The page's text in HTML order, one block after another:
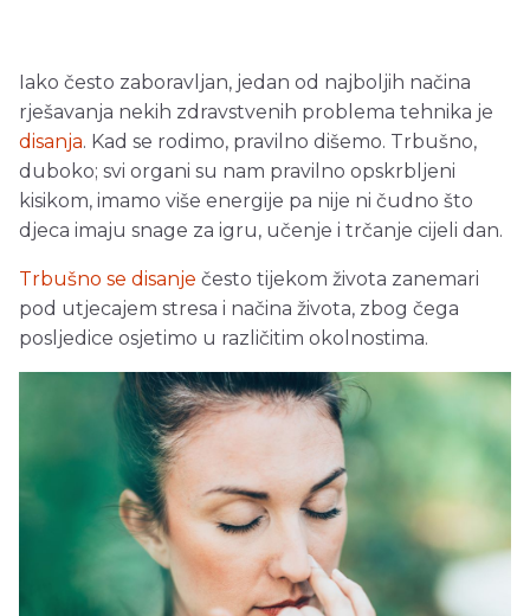
Iako često zaboravljan, jedan od najboljih načina
rješavanja nekih zdravstvenih problema tehnika je
disanja. Kad se rodimo, pravilno dišemo. Trbušno,
duboko; svi organi su nam pravilno opskrbljeni
kisikom, imamo više energije pa nije ni čudno što
djeca imaju snage za igru, učenje i trčanje cijeli dan.
Trbušno se disanje često tijekom života zanemari
pod utjecajem stresa i načina života, zbog čega
posljedice osjetimo u različitim okolnostima.